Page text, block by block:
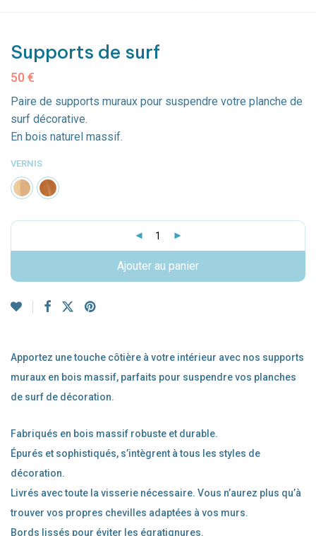
Supports de surf
50 €
Paire de supports muraux pour suspendre votre planche de
surf décorative.
En bois naturel massif.
VERNIS
Ajouter au panier
Apportez une touche côtière à votre intérieur avec nos supports
muraux en bois massif, parfaits pour suspendre vos planches
de surf de décoration.
Fabriqués en bois massif robuste et durable.
Épurés et sophistiqués, s’intègrent à tous les styles de
décoration.
Livrés avec toute la visserie nécessaire. Vous n’aurez plus qu’à
trouver vos propres chevilles adaptées à vos murs.
Bords lissés pour éviter les égratignures.